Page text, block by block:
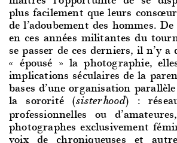
plus facilement que leurs
de l’adoubement des hommes.
en ces années militantes du
se passer de ces derniers, il n’y a
« épousé » la photographie,
implications séculaires de la
bases d’une organisation
la sororité (sisterhood) :
professionnelles ou
photographes exclusivement
voix de chroniqueuses et